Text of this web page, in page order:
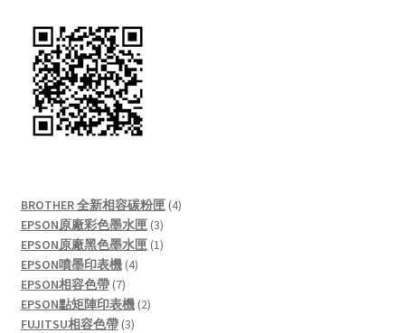
BROTHER 全新相容碳粉匣 44
EPSON原廠彩色墨水匣 33
products
EPSON原廠黑色墨水匣 11
EPSON噴墨印表機 44
EPSON相容色帶 77
products
EPSON點矩陣印表機 22
FUJITSU相容色帶 33